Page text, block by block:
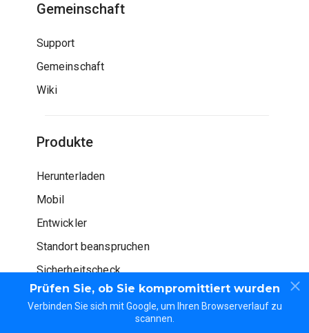
Prüfen Sie, ob Sie kompromittiert wurden
Verbinden Sie sich mit Google, um Ihren Browserverlauf zu
scannen.
Gemeinschaft
Support
Gemeinschaft
Wiki
Produkte
Herunterladen
Mobil
Entwickler
Standort beanspruchen
Sicherheitscheck